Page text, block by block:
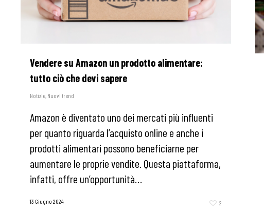
Vendere su Amazon un prodotto alimentare:
tutto ciò che devi sapere
Notizie, Nuovi trend
Amazon è diventato uno dei mercati più influenti
per quanto riguarda l’acquisto online e anche i
prodotti alimentari possono beneficiarne per
aumentare le proprie vendite. Questa piattaforma,
infatti, offre un’opportunità…
13 Giugno 2024 2